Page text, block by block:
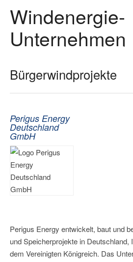
Windenergie-
Unternehmen
Bürgerwindprojekte
Perigus Energy
Deutschland
GmbH
Perigus Energy entwickelt, baut und
und Speicherprojekte in Deutschland,
dem Vereinigten Königreich. Das